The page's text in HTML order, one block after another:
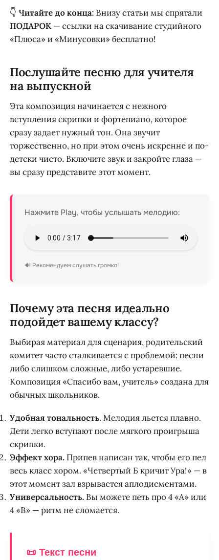
👇 Читайте до конца: Внизу статьи мы спрятали
ПОДАРОК — ссылки на скачивание студийного
«Плюса» и «Минусовки» бесплатно!
Послушайте песню для учителя
на выпускной
Эта композиция начинается с нежного
вступления скрипки и фортепиано, которое
сразу задает нужный тон. Она звучит
торжественно, но при этом очень искренне и по-
детски чисто. Включите звук и закройте глаза —
вы сразу представите этот момент.
Нажмите Play, чтобы услышать мелодию:
🔊 Рекомендуем слушать громко!
Почему эта песня идеально
подойдет вашему классу?
Выбирая материал для сценария, родительский
комитет часто сталкивается с проблемой: песни
либо слишком сложные, либо устаревшие.
Композиция «Спасибо вам, учитель» создана для
обычных школьников.
Удобная тональность. Мелодия льется плавно.
Дети легко вступают после мягкого проигрыша
скрипки.
Эффект хора. Припев написан так, чтобы его пел
весь класс хором. «Четвертый Б кричит Ура!» — в
этот момент зал взрывается аплодисментами.
Универсальность. Вы можете петь про 4 «А» или
4 «В» — ритм не сломается.
📜 Текст песни